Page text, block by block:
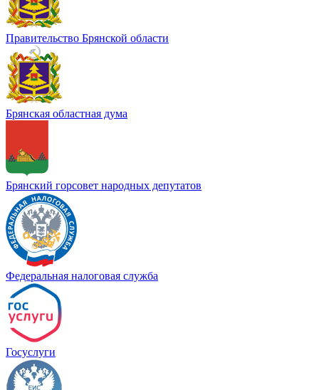
Правительство Брянской области
Брянская областная дума
Брянский горсовет народных депутатов
Федеральная налоговая служба
Госуслуги